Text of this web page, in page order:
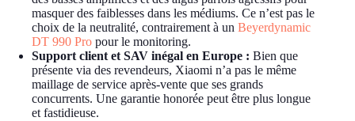
masquer des faiblesses dans les médiums. Ce n’est pas le
choix de la neutralité, contrairement à un Beyerdynamic
DT 990 Pro pour le monitoring.
Support client et SAV inégal en Europe : Bien que
présente via des revendeurs, Xiaomi n’a pas le même
maillage de service après-vente que ses grands
concurrents. Une garantie honorée peut être plus longue
et fastidieuse.